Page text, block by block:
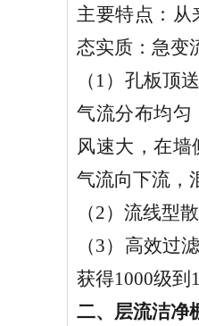
主要特点：从
态实质：急变
（1）孔板顶
气流分布均匀
风速大，在
气流向下流，
（2）流线型
（3）高效过
获得1000级到
二、层流洁净